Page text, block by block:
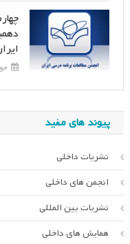
پیوند های مفید
نشریات داخلی
انجمن های داخلی
نشریات بین المللی
همایش های داخلی